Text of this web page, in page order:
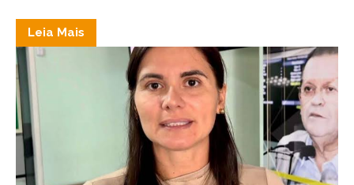
Leia Mais